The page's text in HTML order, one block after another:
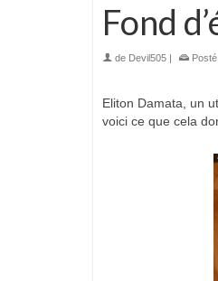
Fond
de Devil505 |
Eliton Damata, un
voici ce que cela